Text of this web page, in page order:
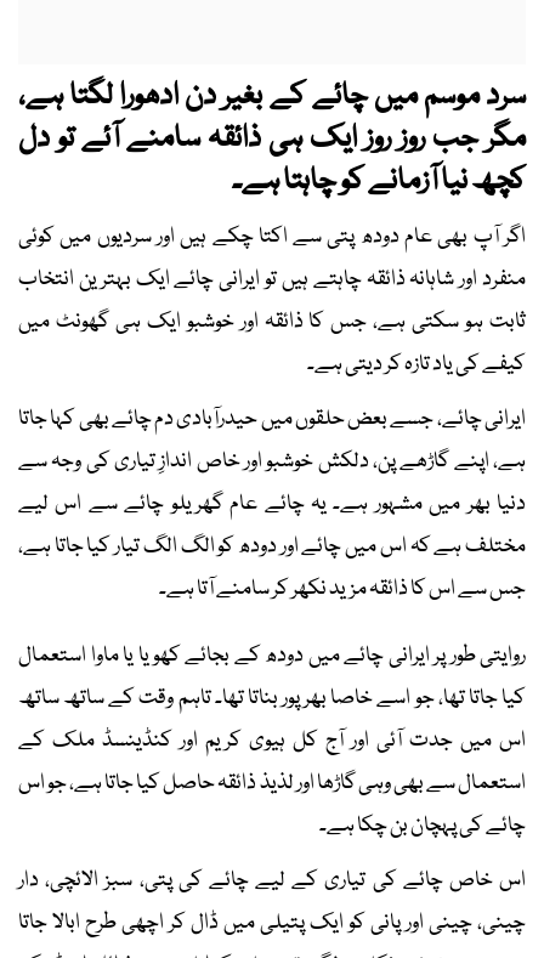
سرد موسم میں چائے کے بغیر دن ادھورا لگتا ہے،
مگر جب روز روز ایک ہی ذائقہ سامنے آئے تو دل
کچھ نیا آزمانے کو چاہتا ہے۔
اگر آپ بھی عام دودھ پتی سے اکتا چکے ہیں اور سردیوں میں کوئی
منفرد اور شاہانہ ذائقہ چاہتے ہیں تو ایرانی چائے ایک بہترین انتخاب
ثابت ہو سکتی ہے، جس کا ذائقہ اور خوشبو ایک ہی گھونٹ میں
کیفے کی یاد تازہ کر دیتی ہے۔
ایرانی چائے، جسے بعض حلقوں میں حیدرآبادی دم چائے بھی کہا جاتا
ہے، اپنے گاڑھے پن، دلکش خوشبو اور خاص اندازِ تیاری کی وجہ سے
دنیا بھر میں مشہور ہے۔ یہ چائے عام گھریلو چائے سے اس لیے
مختلف ہے کہ اس میں چائے اور دودھ کو الگ الگ تیار کیا جاتا ہے،
جس سے اس کا ذائقہ مزید نکھر کر سامنے آتا ہے۔
روایتی طور پر ایرانی چائے میں دودھ کے بجائے کھویا یا ماوا استعمال
کیا جاتا تھا، جو اسے خاصا بھرپور بناتا تھا۔ تاہم وقت کے ساتھ ساتھ
اس میں جدت آئی اور آج کل ہیوی کریم اور کنڈینسڈ ملک کے
استعمال سے بھی وہی گاڑھا اور لذیذ ذائقہ حاصل کیا جاتا ہے، جو اس
چائے کی پہچان بن چکا ہے۔
اس خاص چائے کی تیاری کے لیے چائے کی پتی، سبز الائچی، دار
چینی، چینی اور پانی کو ایک پتیلی میں ڈال کر اچھی طرح ابالا جاتا